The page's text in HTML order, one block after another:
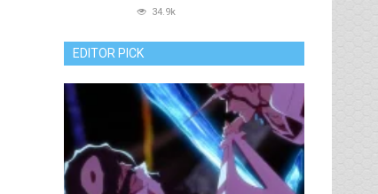
34.9k
EDITOR PICK